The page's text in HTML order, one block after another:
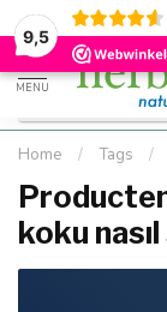
9,5
Kostenloser
Schnell geliefert
MENU
Home / Tags /
koku